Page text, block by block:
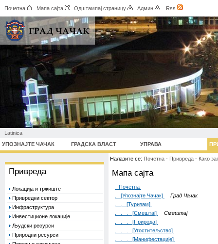
Почетна Мапа сајта Одштампај страницу Админ Rss
Latinica
УПОЗНАЈТЕ ЧАЧАК
ГРАДСКА ВЛАСТ УПРАВА
Привреда
Локација и тржиште
Привредни сектор
Инфраструктура
Инвестиционе локације
Људски ресурси
Природни ресурси
Налазите се: Почетна - Привреда - Како
Мапа сајта
--Почетна
. [Упознајте Чачак]
Град Чачак
. . [Туризам]
. . . [Смештај]
Смештај
. . . [Природа]
. . . [Угоститељство]
. . . [Манифестације]